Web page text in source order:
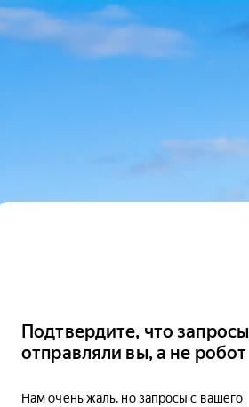
Подтвердите, что запросы
отправляли вы, а не робот
Нам очень жаль, но запросы с вашего